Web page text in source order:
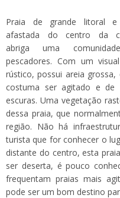
Praia de grande litoral e
afastada do centro da
abriga uma
pescadores. Com um
rústico, possui areia grossa,
costuma ser agitado e de
escuras. Uma vegetação
dessa praia, que
região. Não há
turista que for conhecer o
distante do centro, esta
ser deserta, é pouco
frequentam praias mais
pode ser um bom destino